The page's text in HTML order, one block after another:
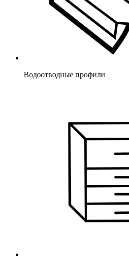
Водоотводные профили